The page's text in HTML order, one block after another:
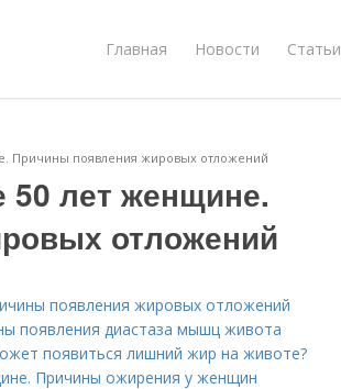
Главная Новости Статьи
Причины появления жировых отложений
50 лет женщине.
отложений
появления жировых отложений
появления диастаза мышц живота
появиться лишний жир на животе?
Причины ожирения у женщин